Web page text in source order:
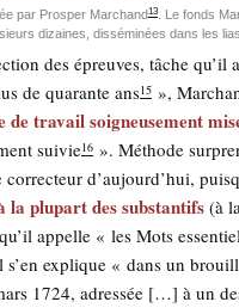
par Pros­per Mar­chand13
. Le fonds
dizaines, dis­sé­mi­nées dans les
des épreuves, tâche qu’il
de qua­rante ans15 »,
de tra­vail soi­gneu­se­ment
sui­vie16 ». Méthode
d’au­jourd’­hui,
la plu­part des sub­stan­tifs (à
appelle « les Mots
s’en explique « dans un
1724, adres­sée […] à un